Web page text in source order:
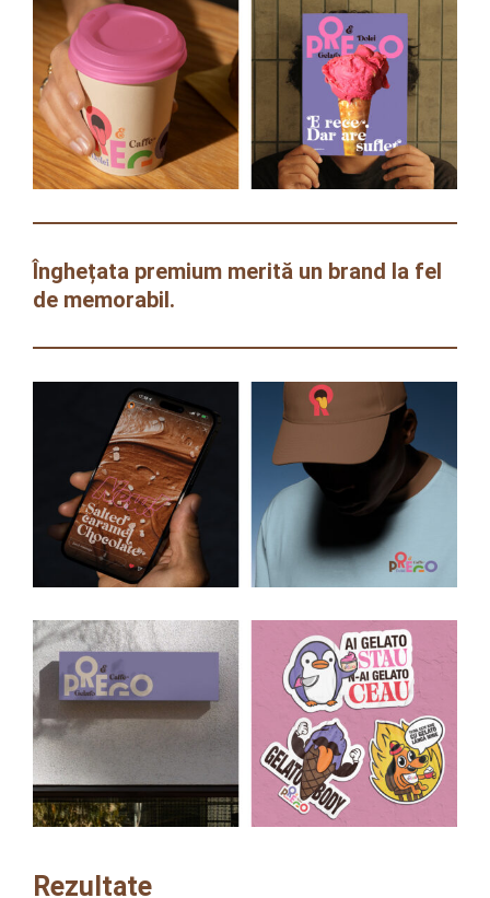
Înghețata premium merită un brand la fel
de memorabil.
Rezultate